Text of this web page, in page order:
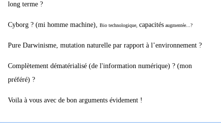
long terme ?
Cyborg ? (mi homme machine), Bio technologique, capacités augmentée...?
Pure Darwinisme, mutation naturelle par rapport à l’environnement ?
Complètement dématérialisé (de l'information numérique) ? (mon
préféré) ?
Voila à vous avec de bon arguments évidement !